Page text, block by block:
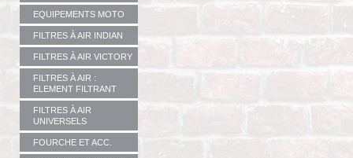
EQUIPEMENTS MOTO
FILTRES À AIR INDIAN
FILTRES À AIR VICTORY
FILTRES À AIR :
ELEMENT FILTRANT
FILTRES À AIR
UNIVERSELS
FOURCHE ET ACC.